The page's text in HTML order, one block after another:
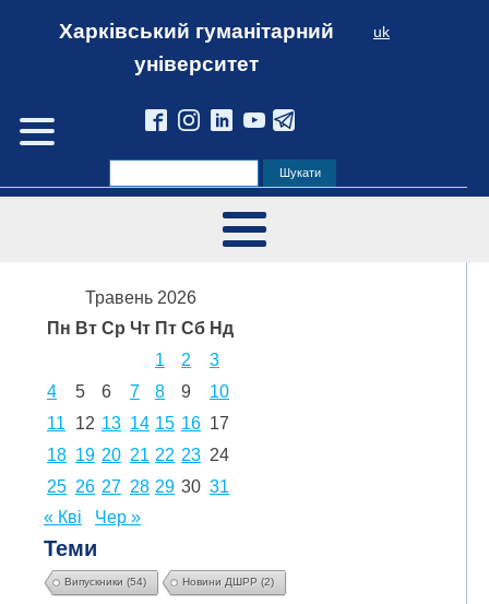
Харківський гуманітарний
університет
uk
Травень 2026
Пн Вт Ср Чт Пт Сб Нд
1
2
3
4
5 6 7 8 9
10
11
12 13 14 15 16 17
18 19 20 21 22 23 24
25 26 27 28 29 30 31
« Кві
Чер »
Теми
Випускники (54) Новини ДШРР (2)